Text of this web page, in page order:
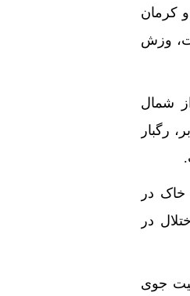
کرمان
وزش
از شمال
رگبار
گرد و خاک در
در
جوی